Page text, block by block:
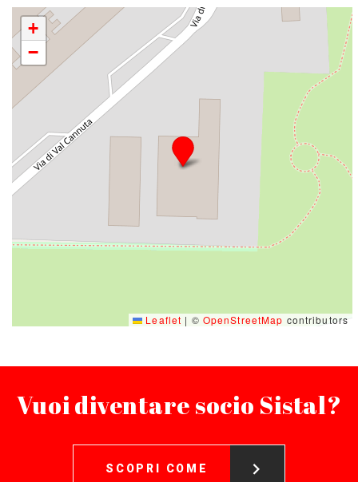
+
−
Leaflet | © OpenStreetMap contributors
Vuoi diventare socio Sistal?
SCOPRI COME